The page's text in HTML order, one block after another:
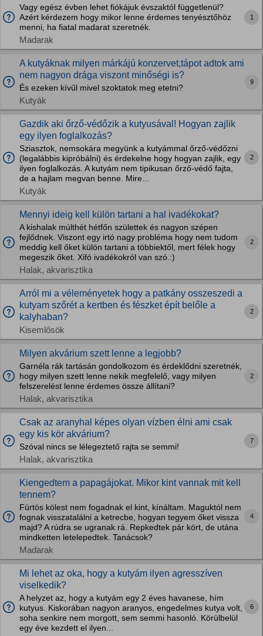
Vagy egész évben lehet fiókájuk évszaktól függetlenül?
Azért kérdezem hogy mikor lenne érdemes tenyésztőhöz
menni, ha fiatal madarat szeretnék.
Madarak
1
A kutyáknak milyen márkájú konzervet,tápot adtok ami
nem nagyon drága viszont minőségi is?
És ezeken kívűl mivel szoktatok meg etetni?
Kutyák
9
Gazdik aki őrző-védőzik a kutyusával! Hogyan zajlik
egy ilyen foglalkozás?
Sziasztok, nemsokára megyünk a kutyámmal őrző-védőzni
(legalábbis kipróbálni) és érdekelne hogy hogyan zajlik, egy
ilyen foglalkozás. A kutyám nem tipikusan őrző-védő fajta,
de a hajlam megvan benne. Mire...
Kutyák
2
Mennyi ideig kell külön tartani a hal ivadékokat?
A kishalak múlthét hétfőn születtek és nagyon szépen
fejlődnek. Viszont egy irtó nagy probléma hogy nem tudom
meddig kell őket külön tartani a többiektől, mert félek hogy
megeszik őket. Xifó ivadékokról van szó.:)
Halak, akvarisztika
2
Arról mi a véleményetek hogy a patkány osszeszedi a
kutyam szőrét a kertben és fészket épít belőle a
kalyhaban?
Kisemlősök
2
Milyen akvárium szett lenne a legjobb?
Garnéla rák tartásán gondolkozom és érdeklődni szeretnék,
hogy milyen szett lenne nekik megfelelő, vagy milyen
felszerelést lenne érdemes össze állítani?
Halak, akvarisztika
2
Csak az aranyhal képes olyan vízben élni ami csak
egy kis kör akvárium?
Szóval nincs se lélegeztető rajta se semmi!
Halak, akvarisztika
7
Kiengedtem a papagájokat. Mikor kint vannak mit kell
tennem?
Fürtös kölest nem fogadnak el kint, kínáltam. Maguktól nem
fognak visszatalálni a ketrecbe, hogyan tegyem őket vissza
majd? A rúdra se ugranak rá. Repkedtek pár kört, de utána
mindketten letelepedtek. Tanácsok?
Madarak
4
Mi lehet az oka, hogy a kutyám ilyen agresszíven
viselkedik?
A helyzet az, hogy a kutyám egy 2 éves havanese, hím
kutyus. Kiskorában nagyon aranyos, engedelmes kutya volt,
soha senkire nem morgott, sem semmi hasonló. Körülbelül
egy éve kezdett el ilyen...
6